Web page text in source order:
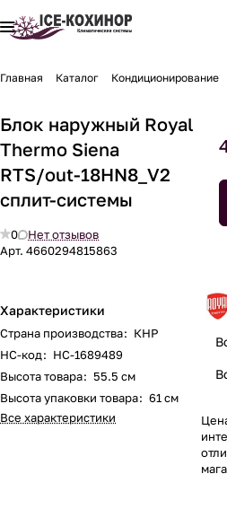
Главная Каталог Кондиционирование
Блок наружный Royal
Thermo Siena
RTS/out-18HN8_V2
сплит-системы
0
Нет отзывов
Арт. 4660294815863
Характеристики
Страна производства: КНР
НС-код: НС-1689489
Высота товара: 55.5 см
Высота упаковки товара: 61 см
Все характеристики